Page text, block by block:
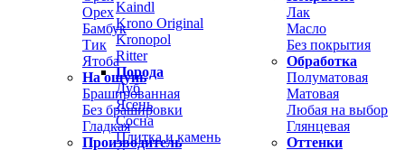
Орех
Бамбук
Тик
Ятоба
На ощупь
Брашированная
Без брашировки
Гладкая
Производитель
Лак
Масло
Без покрытия
Обработка
Полуматовая
Матовая
Любая на выбор
Глянцевая
Оттенки
Kaindl
Krono Original
Kronopol
Ritter
Порода
Дуб
Ясень
Сосна
Плитка и камень